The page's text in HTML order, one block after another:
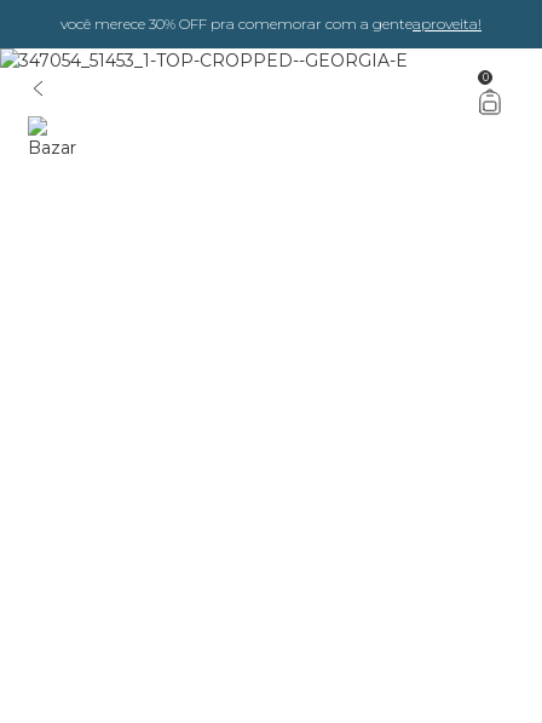
você merece 30% OFF pra comemorar com a genteaproveita!
0